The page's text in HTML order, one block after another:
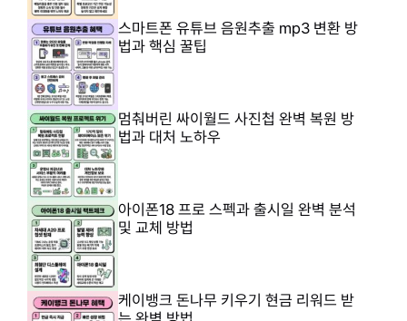
스마트폰 유튜브 음원추출 mp3 변환 방
법과 핵심 꿀팁
멈춰버린 싸이월드 사진첩 완벽 복원 방
법과 대처 노하우
아이폰18 프로 스펙과 출시일 완벽 분석
및 교체 방법
케이뱅크 돈나무 키우기 현금 리워드 받